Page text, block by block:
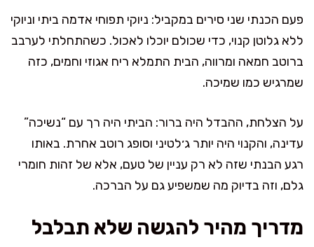
פעם הכנתי שני סירים במקביל: ניוקי תפוחי אדמה ביתי וניוקי
ללא גלוטן קנוי, כדי שכולם יוכלו לאכול. כשהתחלתי לערבב
ברוטב חמאה ומרווה, הבית התמלא ריח אגוזי וחמים, כזה
שמרגיש כמו שמיכה.
על הצלחת, ההבדל היה ברור: הביתי היה רך עם “נשיכה”
עדינה, והקנוי היה יותר ג׳לטיני וסופג רוטב אחרת. באותו
רגע הבנתי שזה לא רק עניין של טעם, אלא של זהות חומרי
גלם, וזה בדיוק מה שמשפיע גם על הברכה.
מדריך מהיר להגשה שלא תבלבל